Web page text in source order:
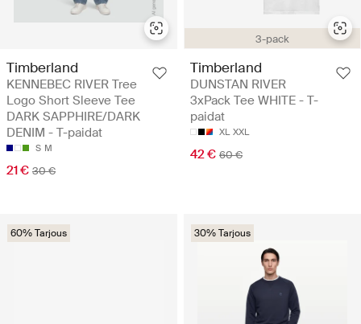
Timberland
KENNEBEC RIVER Tree
Logo Short Sleeve Tee
DARK SAPPHIRE/DARK
DENIM - T-paidat
S M
21 € 30 €
3-pack
Timberland
DUNSTAN RIVER
3xPack Tee WHITE - T-
paidat
XL XXL
42 € 60 €
60% Tarjous 30% Tarjous